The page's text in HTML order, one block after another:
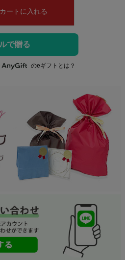
カートに入れる
のeギフトとは？